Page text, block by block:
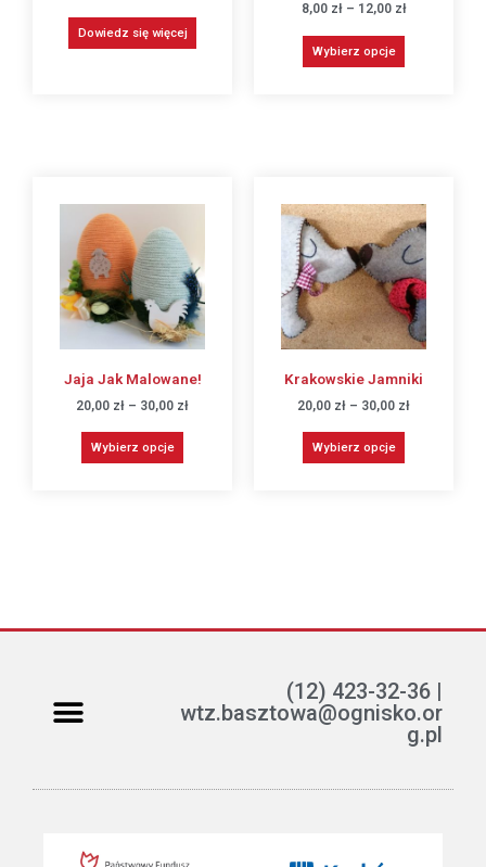
Dowiedz się więcej
8,00 zł – 12,00 zł
Wybierz opcje
Jaja Jak Malowane!
20,00 zł – 30,00 zł
Wybierz opcje
Krakowskie Jamniki
20,00 zł – 30,00 zł
Wybierz opcje
(12) 423-32-36 |
wtz.basztowa@ognisko.or
g.pl